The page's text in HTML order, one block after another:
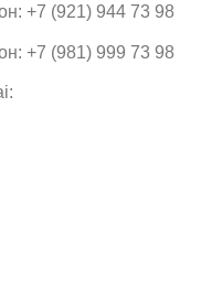
+7 (921) 944 73 98
+7 (981) 999 73 98